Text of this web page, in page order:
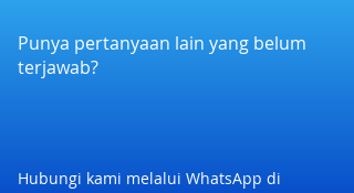
Punya pertanyaan lain yang belum
terjawab?
Hubungi kami melalui WhatsApp di